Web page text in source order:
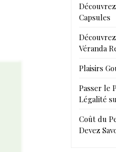
Capsules
Véranda
Plaisirs
Passer le
Légalité
Coût du
Devez